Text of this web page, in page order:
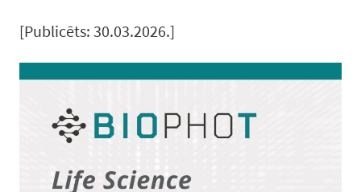
[Publicēts: 30.03.2026.]